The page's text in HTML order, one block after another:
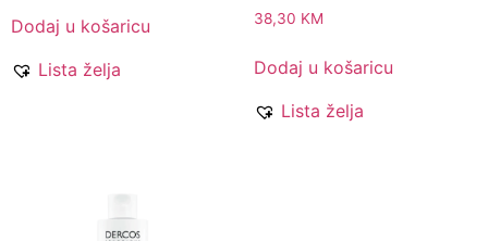
Dodaj u košaricu
Lista želja
38,30 KM
Dodaj u košaricu
Lista želja